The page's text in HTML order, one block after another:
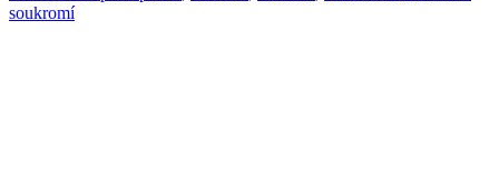
soukromí